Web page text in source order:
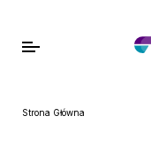
Strona Główna